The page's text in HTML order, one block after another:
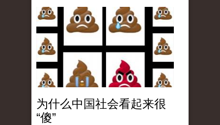
wechatimg1053.jpeg
为什么中国社会看起来很
“傻”